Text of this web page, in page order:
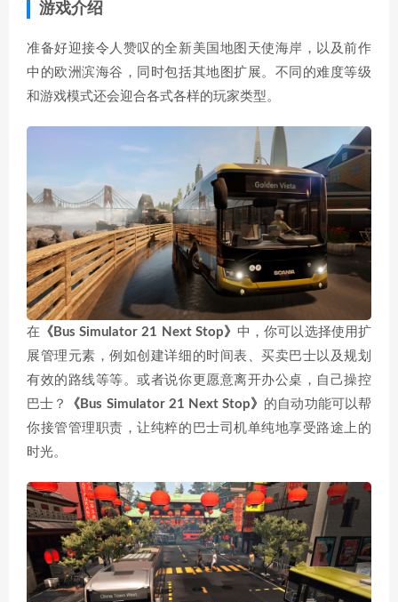
游戏介绍
准备好迎接令人赞叹的全新美国地图天使海岸，以及前作
中的欧洲滨海谷，同时包括其地图扩展。不同的难度等级
和游戏模式还会迎合各式各样的玩家类型。
在 《Bus Simulator 21 Next Stop》 中，你可以选择使用扩
展管理元素，例如创建详细的时间表、买卖巴士以及规划
有效的路线等等。或者说你更愿意离开办公桌，自己操控
巴士？
《Bus Simulator 21 Next Stop》 的自动功能可以帮
你接管管理职责，让纯粹的巴士司机单纯地享受路途上的
时光。